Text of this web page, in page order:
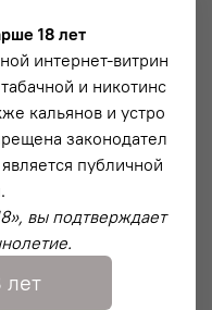
алюминия с
(напоминающая
нашей
популярностью по
с технологией
магнит от
продлевает
18 лет
интернет-витрин
и никотинс
кальянов и устро
законодател
публичной
вы подтверждает
лет